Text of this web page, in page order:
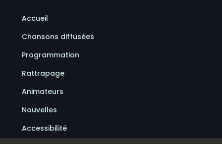
Accueil
Chansons diffusées
Programmation
Rattrapage
Animateurs
Nouvelles
Accessibilité